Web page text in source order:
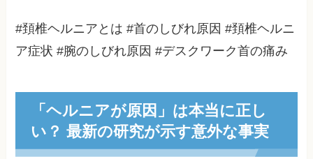
#頚椎ヘルニアとは #首のしびれ原因 #頚椎ヘルニ
ア症状 #腕のしびれ原因 #デスクワーク首の痛み
「ヘルニアが原因」は本当に正し
い？ 最新の研究が示す意外な事実